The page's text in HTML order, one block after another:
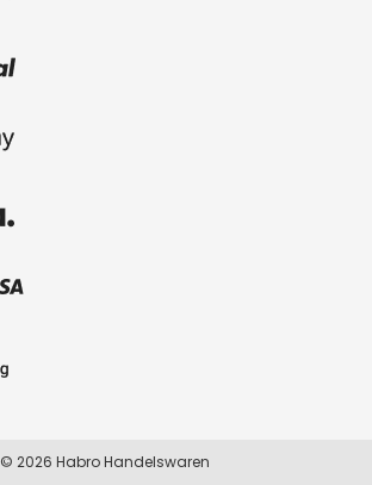
© 2026 Habro Handelswaren